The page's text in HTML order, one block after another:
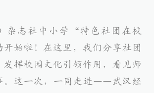
杂志社中小学“特色社团在校
始啦！在这里，我们分享社团
发挥校园文化引领作用，看见师
。这一次，一同走进——武汉经